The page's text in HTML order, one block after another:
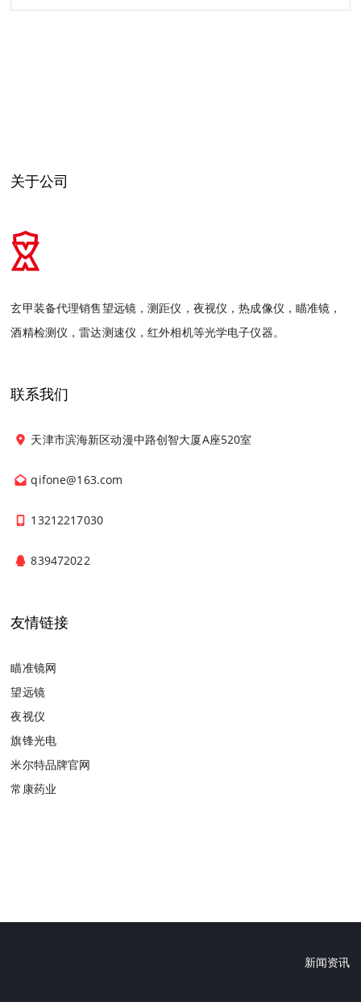
关于公司
玄甲装备代理销售望远镜，测距仪，夜视仪，热成像仪，瞄准镜，
酒精检测仪，雷达测速仪，红外相机等光学电子仪器。
联系我们
天津市滨海新区动漫中路创智大厦A座520室
qifone@163.com
13212217030
839472022
友情链接
瞄准镜网
望远镜
夜视仪
旗锋光电
米尔特品牌官网
常康药业
新闻资讯